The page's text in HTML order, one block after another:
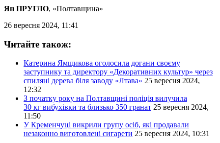
Ян ПРУГЛО, «Полтавщина»
26 вересня 2024, 11:41
Читайте також:
Катерина Ямщикова оголосила догани своєму
заступнику та директору «Декоративних культур» через
спиляні дерева біля заводу «Лтава» 25 вересня 2024,
12:32
З початку року на Полтавщині поліція вилучила
30 кг вибухівки та близько 350 гранат 25 вересня 2024,
11:50
У Кременчуці викрили групу осіб, які продавали
незаконно виготовлені сигарети 25 вересня 2024, 10:31